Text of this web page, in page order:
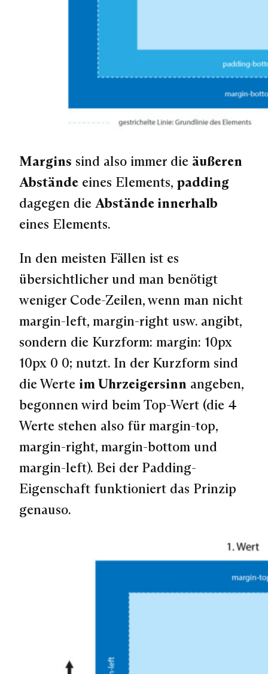
Margins sind also immer die äußeren
Abstände eines Elements, padding
dagegen die Abstände innerhalb
eines Elements.
In den meisten Fällen ist es
übersichtlicher und man benötigt
weniger Code-Zeilen, wenn man nicht
margin-left, margin-right usw. angibt,
sondern die Kurzform: margin: 10px
10px 0 0; nutzt. In der Kurzform sind
die Werte im Uhrzeigersinn angeben,
begonnen wird beim Top-Wert (die 4
Werte stehen also für margin-top,
margin-right, margin-bottom und
margin-left). Bei der Padding-
Eigenschaft funktioniert das Prinzip
genauso.